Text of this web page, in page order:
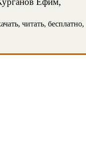
читать, бесплатно,